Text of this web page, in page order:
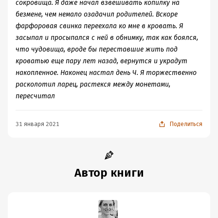
сокровища. Я даже начал взвешивать копилку на
безмене, чем немало озадачил родителей. Вскоре
фарфоровая свинка переехала ко мне в кровать. Я
засыпал и просыпался с ней в обнимку, так как боялся,
что чудовища, вроде бы переставшие жить под
кроватью еще пару лет назад, вернутся и украдут
накопленное. Наконец настал день Ч. Я торжественно
расколотил ларец, растекся между монетами,
пересчитал
31 января 2021 Поделиться
Автор книги